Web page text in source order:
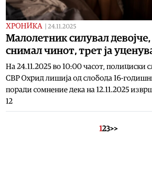
ХРОНИКА 24.11.2025
Малолетник силувал девојче,
снимал чинот, трет ја
На 24.11.2025 во 10:00 часот, полициски
СВР Охрид лишија од слобода 16-
поради сомнение дека на 12.11.2025
12
123>>